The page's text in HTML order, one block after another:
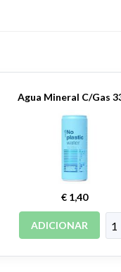
Agua Mineral C/Gas
€ 1,40
ADICIONAR